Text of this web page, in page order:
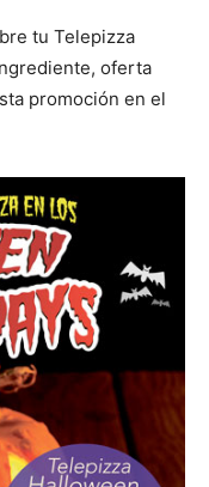
tu Telepizza
oferta
promoción en el